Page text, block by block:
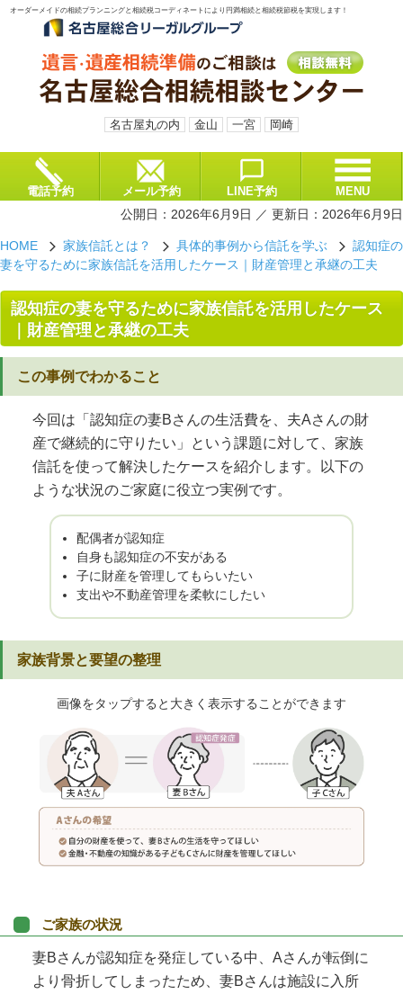
オーダーメイドの相続プランニングと相続税コーディネートにより円満相続と相続税節税を実現します！
名古屋丸の内 金山 一宮 岡崎
電話予約 メール予約 LINE予約 MENU
公開日：2026年6月9日 ／ 更新日：2026年6月9日
HOME arrow_forward_ios 家族信託とは？ arrow_forward_ios 具体的事例から信託を学ぶ arrow_forward_ios 認知症の
妻を守るために家族信託を活用したケース｜財産管理と承継の工夫
認知症の妻を守るために家族信託を活用したケース
｜財産管理と承継の工夫
この事例でわかること
今回は「認知症の妻Bさんの生活費を、夫Aさんの財
産で継続的に守りたい」という課題に対して、家族
信託を使って解決したケースを紹介します。以下の
ような状況のご家庭に役立つ実例です。
配偶者が認知症
自身も認知症の不安がある
子に財産を管理してもらいたい
支出や不動産管理を柔軟にしたい
家族背景と要望の整理
画像をタップすると大きく表示することができます
ご家族の状況
妻Bさんが認知症を発症している中、Aさんが転倒に
より骨折してしまったため、妻Bさんは施設に入所